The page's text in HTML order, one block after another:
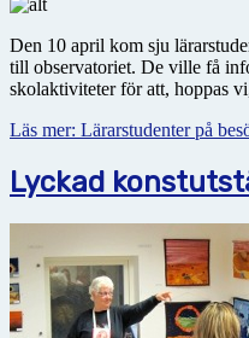
Den 10 april kom sju
till observatoriet. De ville få
skolaktiviteter för att, hoppas
Läs mer: Lärarstudenter på
Lyckad